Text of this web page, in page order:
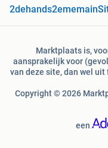
2dehands2ememain
Marktplaats is,
aansprakelijk voor
van deze site, dan wel
Copyright © 2026
een